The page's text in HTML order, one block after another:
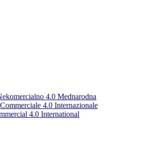
4.0 Mednarodna
4.0 Internazionale
4.0 International